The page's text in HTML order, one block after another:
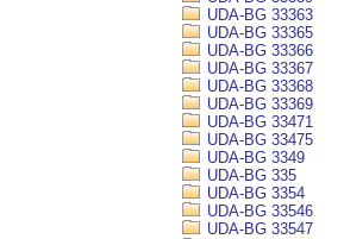
UDA-BG 33363
UDA-BG 33365
UDA-BG 33366
UDA-BG 33367
UDA-BG 33368
UDA-BG 33369
UDA-BG 33471
UDA-BG 33475
UDA-BG 3349
UDA-BG 335
UDA-BG 3354
UDA-BG 33546
UDA-BG 33547